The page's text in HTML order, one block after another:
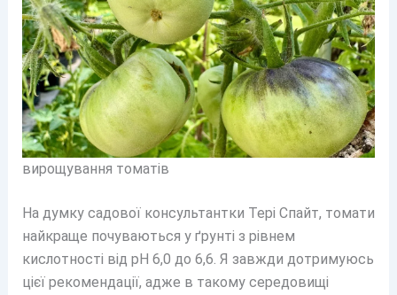
вирощування томатів
На думку садової консультантки Тері Спайт, томати
найкраще почуваються у ґрунті з рівнем
кислотності від pH 6,0 до 6,6. Я завжди дотримуюсь
цієї рекомендації, адже в такому середовищі